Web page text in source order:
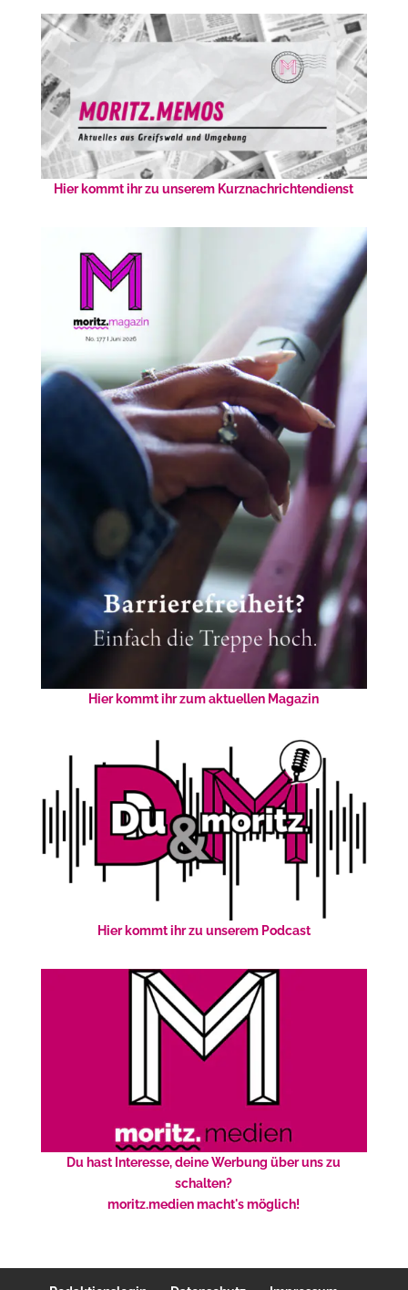
Hier kommt ihr zu unserem Kurznachrichtendienst
Hier kommt ihr zum aktuellen Magazin
Hier kommt ihr zu unserem Podcast
Du hast Interesse, deine Werbung über uns zu
schalten?
moritz.medien macht's möglich!